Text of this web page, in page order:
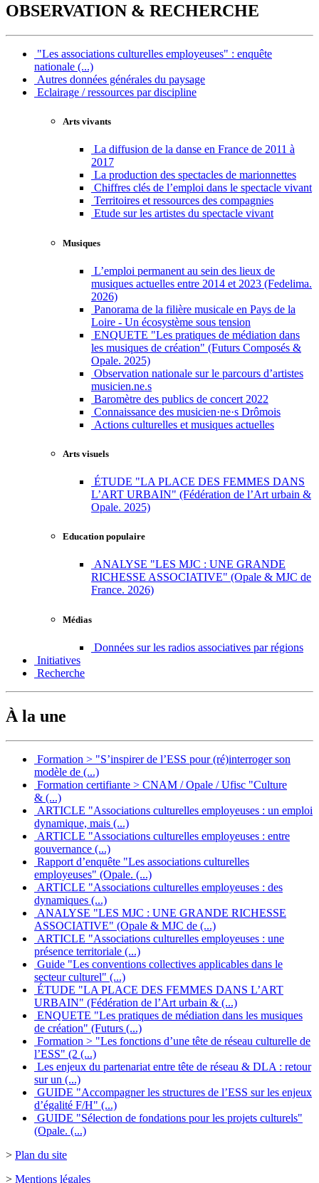
OBSERVATION & RECHERCHE
"Les associations culturelles employeuses" : enquête
nationale (...)
Autres données générales du paysage
Eclairage / ressources par discipline
Arts vivants
La diffusion de la danse en France de 2011 à
2017
La production des spectacles de marionnettes
Chiffres clés de l’emploi dans le spectacle vivant
Territoires et ressources des compagnies
Etude sur les artistes du spectacle vivant
Musiques
L’emploi permanent au sein des lieux de
musiques actuelles entre 2014 et 2023 (Fedelima.
2026)
Panorama de la filière musicale en Pays de la
Loire - Un écosystème sous tension
ENQUETE "Les pratiques de médiation dans
les musiques de création" (Futurs Composés &
Opale. 2025)
Observation nationale sur le parcours d’artistes
musicien.ne.s
Baromètre des publics de concert 2022
Connaissance des musicien·ne·s Drômois
Actions culturelles et musiques actuelles
Arts visuels
ÉTUDE "LA PLACE DES FEMMES DANS
L’ART URBAIN" (Fédération de l’Art urbain &
Opale. 2025)
Education populaire
ANALYSE "LES MJC : UNE GRANDE
RICHESSE ASSOCIATIVE" (Opale & MJC de
France. 2026)
Médias
Données sur les radios associatives par régions
Initiatives
Recherche
À la une
Formation > "S’inspirer de l’ESS pour (ré)interroger son
modèle de (...)
Formation certifiante > CNAM / Opale / Ufisc "Culture
& (...)
ARTICLE "Associations culturelles employeuses : un emploi
dynamique, mais (...)
ARTICLE "Associations culturelles employeuses : entre
gouvernance (...)
Rapport d’enquête "Les associations culturelles
employeuses" (Opale. (...)
ARTICLE "Associations culturelles employeuses : des
dynamiques (...)
ANALYSE "LES MJC : UNE GRANDE RICHESSE
ASSOCIATIVE" (Opale & MJC de (...)
ARTICLE "Associations culturelles employeuses : une
présence territoriale (...)
Guide "Les conventions collectives applicables dans le
secteur culturel" (...)
ÉTUDE "LA PLACE DES FEMMES DANS L’ART
URBAIN" (Fédération de l’Art urbain & (...)
ENQUETE "Les pratiques de médiation dans les musiques
de création" (Futurs (...)
Formation > "Les fonctions d’une tête de réseau culturelle de
l’ESS" (2 (...)
Les enjeux du partenariat entre tête de réseau & DLA : retour
sur un (...)
GUIDE "Accompagner les structures de l’ESS sur les enjeux
d’égalité F/H" (...)
GUIDE "Sélection de fondations pour les projets culturels"
(Opale. (...)
> Plan du site
> Mentions légales